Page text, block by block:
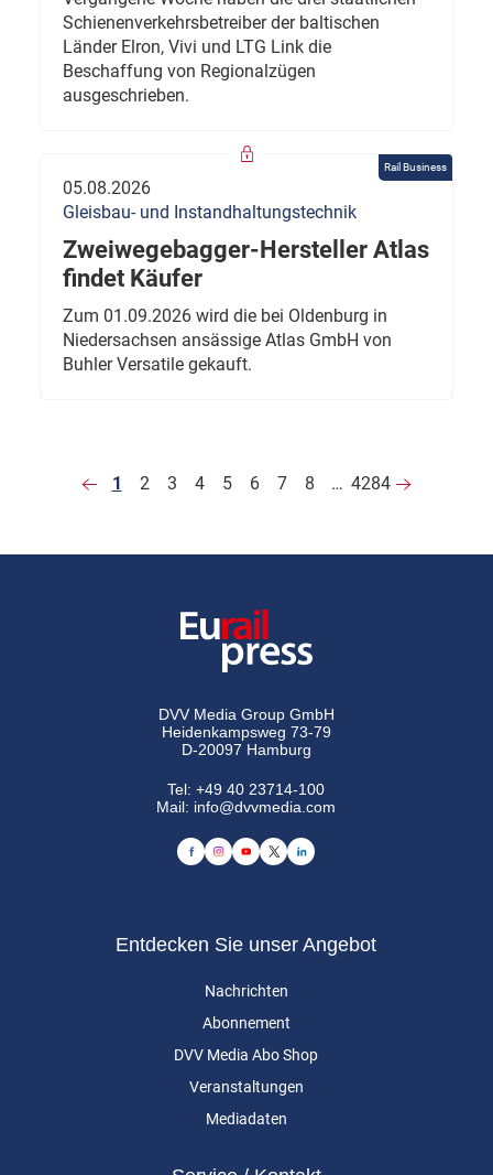
Schienenverkehrsbetreiber der baltischen
Länder Elron, Vivi und LTG Link die
Beschaffung von Regionalzügen
ausgeschrieben.
Rail Business
05.08.2026
Gleisbau- und Instandhaltungstechnik
Zweiwegebagger-Hersteller Atlas
findet Käufer
Zum 01.09.2026 wird die bei Oldenburg in
Niedersachsen ansässige Atlas GmbH von
Buhler Versatile gekauft.
1 2 3 4 5 6 7 8 … 4284
DVV Media Group GmbH
Heidenkampsweg 73-79
D-20097 Hamburg
Tel:+49 40 23714-100
Mail: info@dvvmedia.com
Entdecken Sie unser Angebot
Nachrichten
Abonnement
DVV Media Abo Shop
Veranstaltungen
Mediadaten